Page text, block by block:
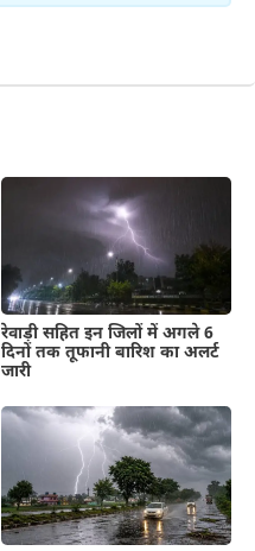
रेवाड़ी सहित इन जिलों में अगले 6
दिनों तक तूफानी बारिश का अलर्ट
जारी